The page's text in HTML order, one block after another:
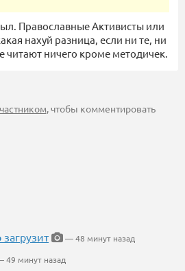
Православные Активисты или
нахуй разница, если ни те, ни
читают ничего кроме методичек.
, чтобы комментировать
— 48 минут назад
49 минут назад